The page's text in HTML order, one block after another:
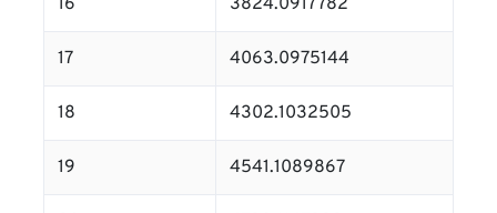
16 3824.0917782
17 4063.0975144
18 4302.1032505
19 4541.1089867